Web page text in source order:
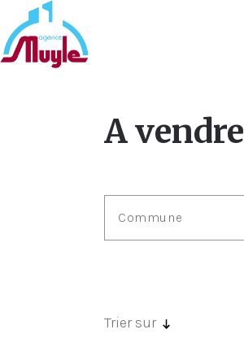
A vendre
Commune
Trier sur